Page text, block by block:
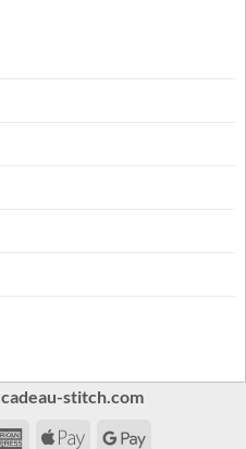
cadeau-stitch.com